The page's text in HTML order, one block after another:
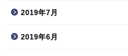
2019年7月
2019年6月